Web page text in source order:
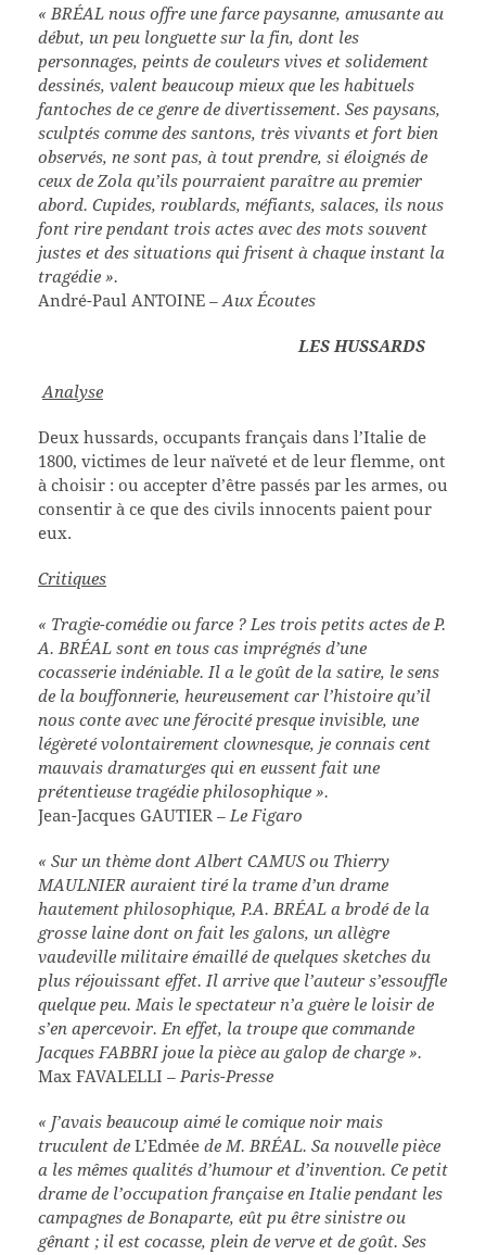
« BRÉAL nous offre une farce paysanne, amusante au
début, un peu longuette sur la fin, dont les
personnages, peints de couleurs vives et solidement
dessinés, valent beaucoup mieux que les habituels
fantoches de ce genre de divertissement. Ses paysans,
sculptés comme des santons, très vivants et fort bien
observés, ne sont pas, à tout prendre, si éloignés de
ceux de Zola qu’ils pourraient paraître au premier
abord. Cupides, roublards, méfiants, salaces, ils nous
font rire pendant trois actes avec des mots souvent
justes et des situations qui frisent à chaque instant la
tragédie ».
André-Paul ANTOINE – Aux Écoutes
LES HUSSARDS
Analyse
Deux hussards, occupants français dans l’Italie de
1800, victimes de leur naïveté et de leur flemme, ont
à choisir : ou accepter d’être passés par les armes, ou
consentir à ce que des civils innocents paient pour
eux.
Critiques
« Tragie-comédie ou farce ? Les trois petits actes de P.
A. BRÉAL sont en tous cas imprégnés d’une
cocasserie indéniable. Il a le goût de la satire, le sens
de la bouffonnerie, heureusement car l’histoire qu’il
nous conte avec une férocité presque invisible, une
légèreté volontairement clownesque, je connais cent
mauvais dramaturges qui en eussent fait une
prétentieuse tragédie philosophique ».
Jean-Jacques GAUTIER – Le Figaro
« Sur un thème dont Albert CAMUS ou Thierry
MAULNIER auraient tiré la trame d’un drame
hautement philosophique, P.A. BRÉAL a brodé de la
grosse laine dont on fait les galons, un allègre
vaudeville militaire émaillé de quelques sketches du
plus réjouissant effet. Il arrive que l’auteur s’essouffle
quelque peu. Mais le spectateur n’a guère le loisir de
s’en apercevoir. En effet, la troupe que commande
Jacques FABBRI joue la pièce au galop de charge ».
Max FAVALELLI – Paris-Presse
« J’avais beaucoup aimé le comique noir mais
truculent de L’Edmée de M. BRÉAL. Sa nouvelle pièce
a les mêmes qualités d’humour et d’invention. Ce petit
drame de l’occupation française en Italie pendant les
campagnes de Bonaparte, eût pu être sinistre ou
gênant ; il est cocasse, plein de verve et de goût. Ses